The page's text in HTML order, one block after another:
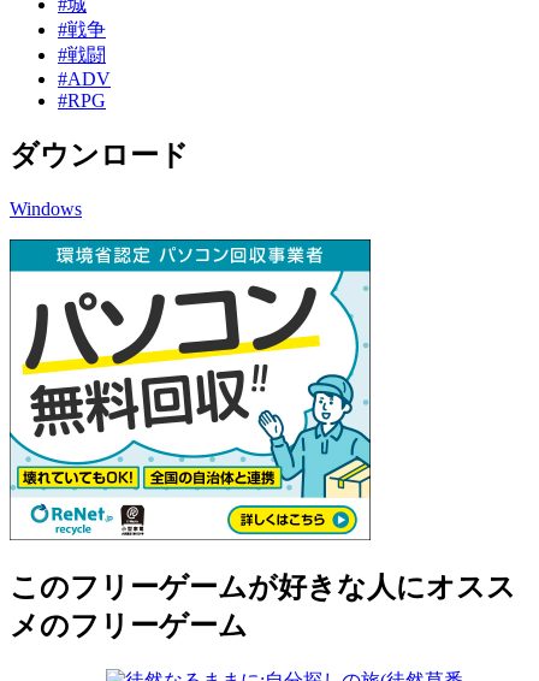
#戦争
#戦闘
#ADV
#RPG
ダウンロード
Windows
このフリーゲームが好きな人にオスス
メのフリーゲーム